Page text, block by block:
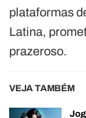
plataformas
Latina,
prazeroso.
VEJA TAMBÉM